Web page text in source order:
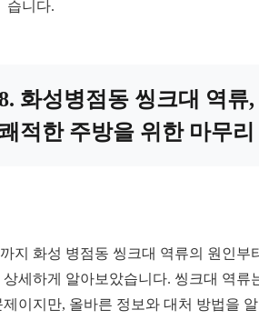
습니다.
화성병점동 씽크대 역류
적한 주방을 위한 마무리
지 화성 병점동 씽크대 역류의 원인부
상세하게 알아보았습니다. 씽크대 역류
제이지만, 올바른 정보와 대처 방법을